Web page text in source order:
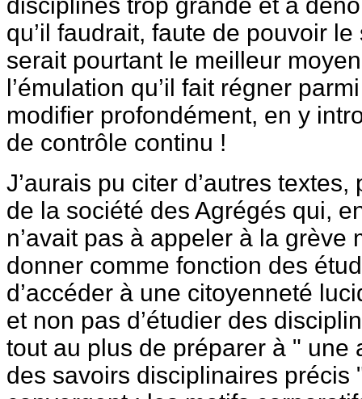
qu’il faudrait, faute de pouvoir
serait pourtant le meilleur
l’émulation qu’il fait régner
modifier profondément, en y
de contrôle continu !
J’aurais pu citer d’autres
de la société des Agrégés qui,
n’avait pas à appeler à la grève
donner comme fonction des
d’accéder à une citoyenneté
et non pas d’étudier des
tout au plus de préparer à " une
des savoirs disciplinaires précis